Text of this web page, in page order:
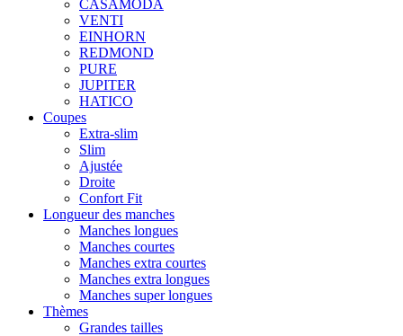
CASAMODA
VENTI
EINHORN
REDMOND
PURE
JUPITER
HATICO
Coupes
Extra-slim
Slim
Ajustée
Droite
Confort Fit
Longueur des manches
Manches longues
Manches courtes
Manches extra courtes
Manches extra longues
Manches super longues
Thèmes
Grandes tailles